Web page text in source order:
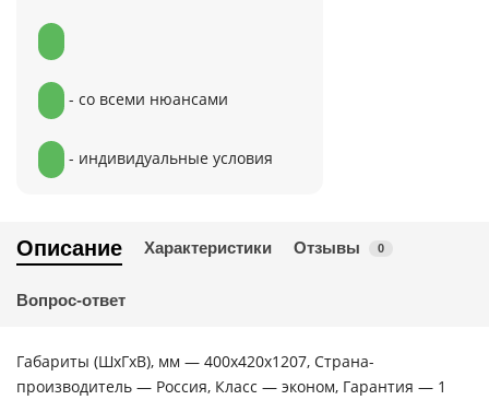
- со всеми нюансами
- индивидуальные условия
Описание Характеристики Отзывы 0
Вопрос-ответ
Габариты (ШхГхВ), мм — 400х420х1207, Страна-
производитель — Россия, Класс — эконом, Гарантия — 1